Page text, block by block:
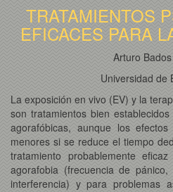
TRATAMIENTOS
EFICACES PARA
Arturo
Universidad de
La exposición en vivo (EV) y la
son tratamientos bien
agorafóbicas, aunque los
menores si se reduce el tiempo
tratamiento probablemente
agorafobia (frecuencia de
interferencia) y para problemas